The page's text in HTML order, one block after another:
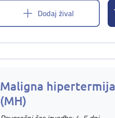
Dodaj žival
Maligna hipertermija
(MH)